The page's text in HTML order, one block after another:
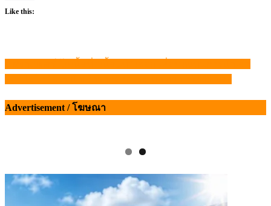
Like this:
แนะแนว
Advertisement / โฆษณา